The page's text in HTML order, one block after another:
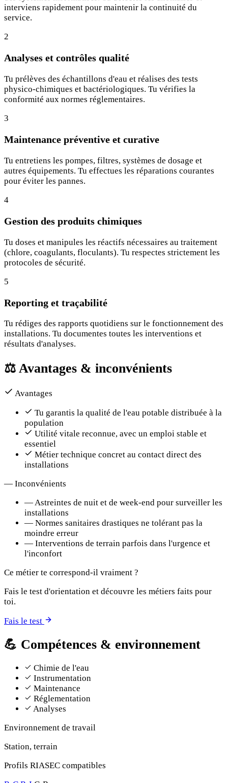
interviens rapidement pour maintenir la continuité du
service.
2
Analyses et contrôles qualité
Tu prélèves des échantillons d'eau et réalises des tests
physico-chimiques et bactériologiques. Tu vérifies la
conformité aux normes réglementaires.
3
Maintenance préventive et curative
Tu entretiens les pompes, filtres, systèmes de dosage et
autres équipements. Tu effectues les réparations courantes
pour éviter les pannes.
4
Gestion des produits chimiques
Tu doses et manipules les réactifs nécessaires au traitement
(chlore, coagulants, floculants). Tu respectes strictement les
protocoles de sécurité.
5
Reporting et traçabilité
Tu rédiges des rapports quotidiens sur le fonctionnement des
installations. Tu documentes toutes les interventions et
résultats d'analyses.
⚖️ Avantages & inconvénients
Avantages
Tu garantis la qualité de l'eau potable distribuée à la
population
Utilité vitale reconnue, avec un emploi stable et
essentiel
Métier technique concret au contact direct des
installations
— Inconvénients
— Astreintes de nuit et de week-end pour surveiller les
installations
— Normes sanitaires drastiques ne tolérant pas la
moindre erreur
— Interventions de terrain parfois dans l'urgence et
l'inconfort
Ce métier te correspond-il vraiment ?
Fais le test d'orientation et découvre les métiers faits pour
toi.
Fais le test
💪 Compétences & environnement
Chimie de l'eau
Instrumentation
Maintenance
Réglementation
Analyses
Environnement de travail
Station, terrain
Profils RIASEC compatibles